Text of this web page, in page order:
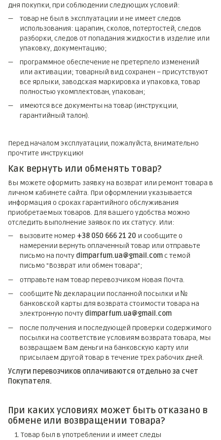
дня покупки, при соблюдении следующих условий:
товар не был в эксплуатации и не имеет следов
использования: царапин, сколов, потертостей, следов
разборки, следов от попадания жидкости в изделие или
упаковку, документацию;
программное обеспечение не претерпело изменений
или активации; товарный вид сохранен – присутствуют
все ярлыки, заводская маркировка и упаковка, товар
полностью укомплектован, упакован;
имеются все документы на товар (инструкции,
гарантийный талон).
Перед началом эксплуатации, пожалуйста, внимательно
прочтите инструкцию!
Как вернуть или обменять товар?
Вы можете оформить заявку на возврат или ремонт товара в
личном кабинете сайта. При оформлении указывается
информация о сроках гарантийного обслуживания
приобретаемых товаров. Для вашего удобства можно
отследить выполнение заявок по их статусу. Или:
вызовите номер +38 050 666 21 20 и сообщите о
намерении вернуть оплаченный товар или отправьте
письмо на почту dimparfum.ua@gmail.comс темой
письмо "Возврат или обмен товара";
отправьте нам товар перевозчиком Новая Почта.
сообщите № декларации посланной посылки и №
банковской карты для возврата стоимости товара на
электронную почту dimparfum.ua@gmail.com
после получения и последующей проверки содержимого
посылки на соответствие условиям возврата товара, мы
возвращаем Вам деньги на банковскую карту или
присылаем другой товар в течение трех рабочих дней.
Услуги перевозчиков оплачиваются отдельно за счет
Покупателя.
При каких условиях может быть отказано в
обмене или возвращении товара?
Товар был в употреблении и имеет следы